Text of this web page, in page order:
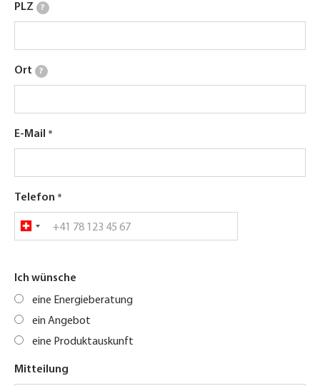
PLZ ?
Ort ?
E-Mail
Telefon
Ich wünsche
eine Energieberatung
ein Angebot
eine Produktauskunft
Mitteilung